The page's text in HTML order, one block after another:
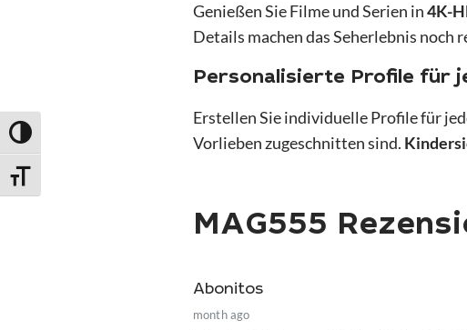
Umschalten auf hohe Kontraste
Schrift vergrößern
Genießen Sie Filme und Serien in4K-
Details machen das Seherlebnis noch
Personalisierte Profile für
Erstellen Sie individuelle Profile für
Vorlieben zugeschnitten sind.
MAG555
Abonitos
month ago